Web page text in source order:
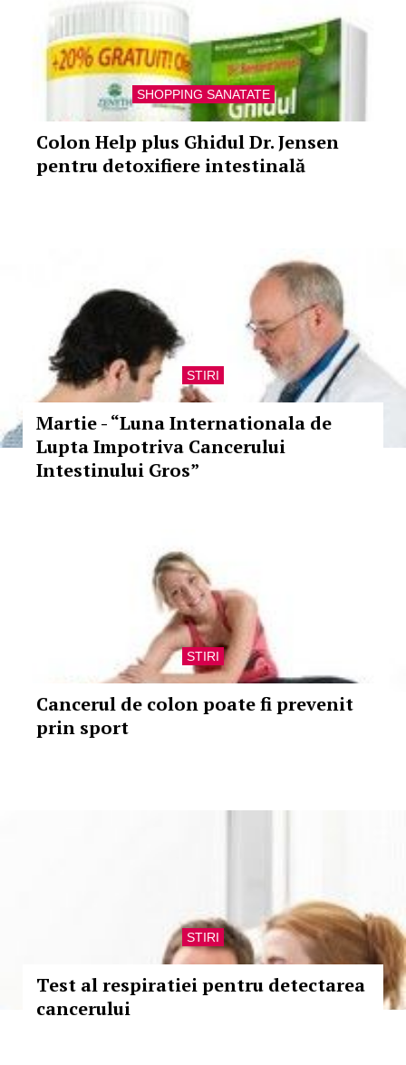
SHOPPING SANATATE
Colon Help plus Ghidul Dr. Jensen
pentru detoxifiere intestinală
STIRI
Martie - “Luna Internationala de
Lupta Impotriva Cancerului
Intestinului Gros”
STIRI
Cancerul de colon poate fi prevenit
prin sport
STIRI
Test al respiratiei pentru detectarea
cancerului